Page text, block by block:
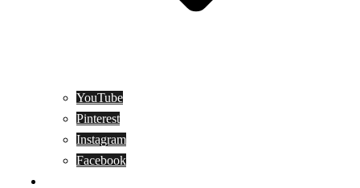
YouTube
Pinterest
Instagram
Facebook